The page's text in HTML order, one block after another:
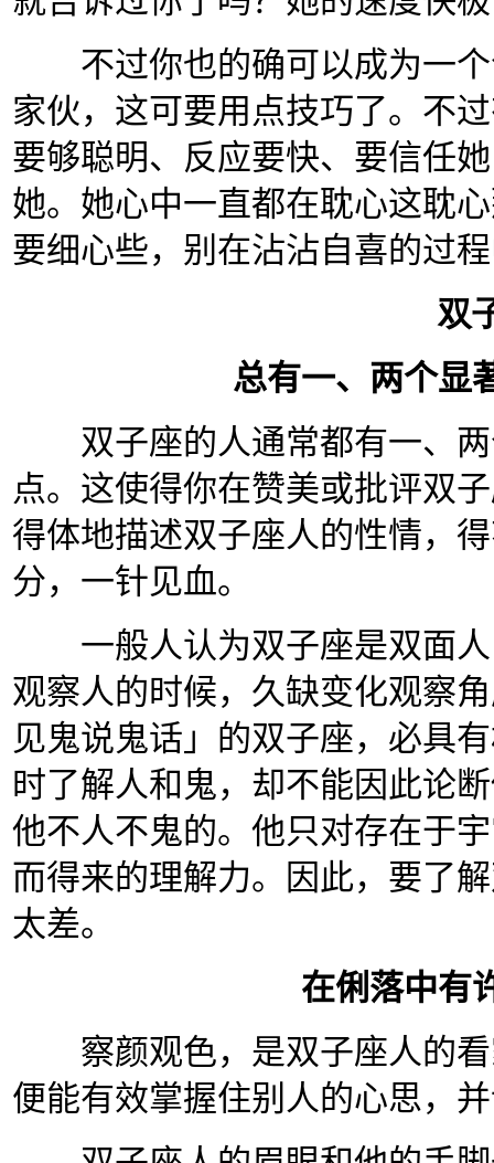
不过你也的确可以成为一个
家伙，这可要用点技巧了。不
要够聪明、反应要快、要信任
她。她心中一直都在耽心这耽
要细心些，别在沾沾自喜的过
双
总有一、两个显
双子座的人通常都有一、两
点。这使得你在赞美或批评双
得体地描述双子座人的性情，
分，一针见血。
一般人认为双子座是双面人
观察人的时候，久缺变化观察
见鬼说鬼话」的双子座，必具
时了解人和鬼，却不能因此论
他不人不鬼的。他只对存在于
而得来的理解力。因此，要了
太差。
在俐落中有
察颜观色，是双子座人的看
便能有效掌握住别人的心思，